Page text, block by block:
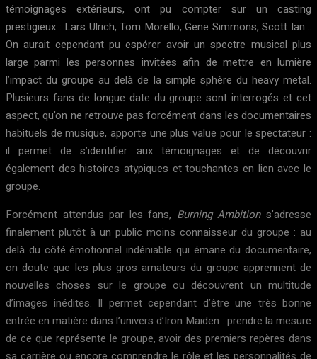
témoignages extérieurs, ont pu compter sur un casting
prestigieux : Lars Ulrich, Tom Morello, Gene Simmons, Scott Ian…
On aurait cependant pu espérer avoir un spectre musical plus
large parmi les personnes invitées afin de mettre en lumière
l’impact du groupe au delà de la simple sphère du heavy metal.
Plusieurs fans de longue date du groupe sont interrogés et cet
aspect, qu’on ne retrouve pas forcément dans les documentaires
habituels de musique, apporte une plus value pour le spectateur :
il permet de s’identifier aux témoignages et de découvrir
également des histoires atypiques et touchantes en lien avec le
groupe.
Forcément attendus par les fans, Burning Ambitions’adresse
finalement plutôt à un public moins connaisseur du groupe : au
delà du côté émotionnel indéniable qui émane du documentaire,
on doute que les plus gros amateurs du groupe apprennent de
nouvelles choses sur le groupe ou découvrent un multitude
d’images inédites. Il permet cependant d’être une très bonne
entrée en matière dans l’univers d’Iron Maiden : prendre la mesure
de ce que représente le groupe, avoir des premiers repères dans